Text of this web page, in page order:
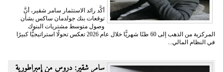
أكَّد رائد الاستثمار سامر شقير، أنَّ
توقعات بنك جولدمان ساكس بشأن
وصول متوسط مشتريات البنوك
المركزية من الذهب إلى 60 طنًا شهريًّا خلال عام 2026 تعكس تحولًا استراتيجيًّا كبيرًا
في النظام المالي...
سامر شقير: دروس من إمبراطورية